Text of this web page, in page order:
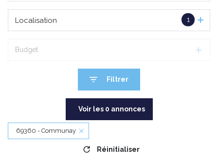
1
Localisation
Budget
Filtrer
Voir les 0 annonces
69360 - Communay
Réinitialiser